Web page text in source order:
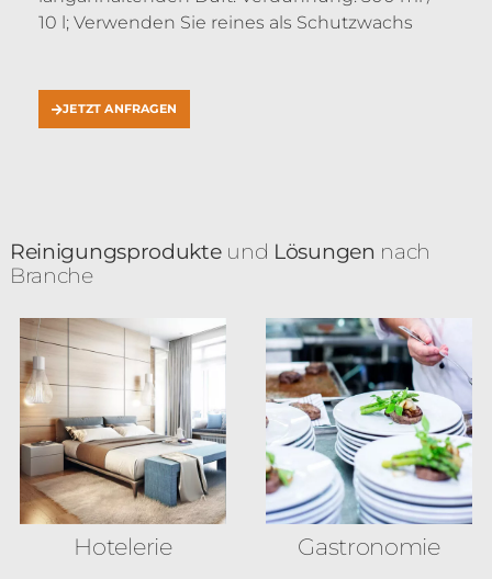
10 l; Verwenden Sie reines als Schutzwachs
JETZT ANFRAGEN
Reinigungsprodukteund Lösungen nach
Branche
Hotelerie Gastronomie